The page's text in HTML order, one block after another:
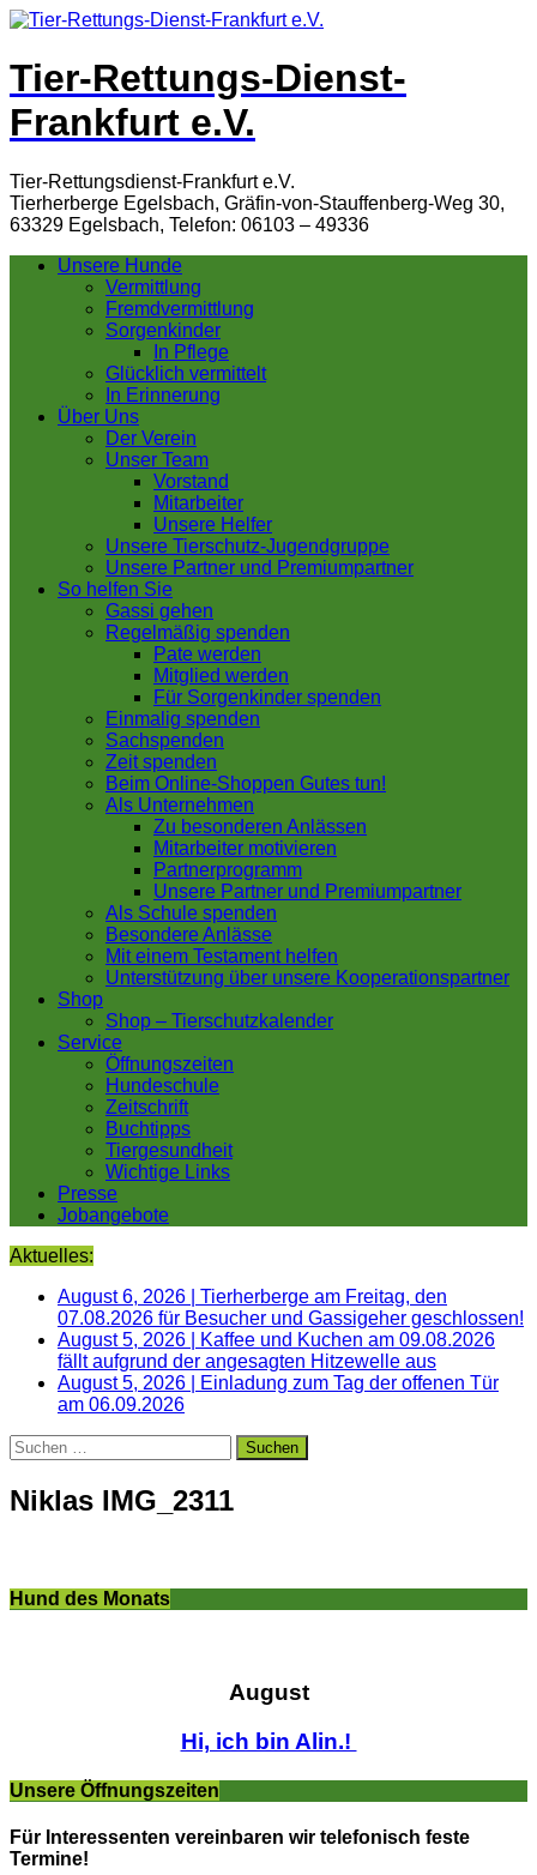
Tier-Rettungs-Dienst-
Frankfurt e.V.
Tier-Rettungsdienst-Frankfurt e.V.
Tierherberge Egelsbach, Gräfin-von-Stauffenberg-Weg 30,
63329 Egelsbach, Telefon: 06103 – 49336
Unsere Hunde
Vermittlung
Fremdvermittlung
Sorgenkinder
In Pflege
Glücklich vermittelt
In Erinnerung
Über Uns
Der Verein
Unser Team
Vorstand
Mitarbeiter
Unsere Helfer
Unsere Tierschutz-Jugendgruppe
Unsere Partner und Premiumpartner
So helfen Sie
Gassi gehen
Regelmäßig spenden
Pate werden
Mitglied werden
Für Sorgenkinder spenden
Einmalig spenden
Sachspenden
Zeit spenden
Beim Online-Shoppen Gutes tun!
Als Unternehmen
Zu besonderen Anlässen
Mitarbeiter motivieren
Partnerprogramm
Unsere Partner und Premiumpartner
Als Schule spenden
Besondere Anlässe
Mit einem Testament helfen
Unterstützung über unsere Kooperationspartner
Shop
Shop – Tierschutzkalender
Service
Öffnungszeiten
Hundeschule
Zeitschrift
Buchtipps
Tiergesundheit
Wichtige Links
Presse
Jobangebote
Aktuelles:
August 6, 2026
Tierherberge am Freitag, den
07.08.2026 für Besucher und Gassigeher geschlossen!
August 5, 2026
Kaffee und Kuchen am 09.08.2026
fällt aufgrund der angesagten Hitzewelle aus
August 5, 2026
Einladung zum Tag der offenen Tür
am 06.09.2026
Suchen
nach:
Niklas IMG_2311
Hund des Monats
August
Hi, ich bin Alin.!
Unsere Öffnungszeiten
Für Interessenten vereinbaren wir telefonisch feste
Termine!